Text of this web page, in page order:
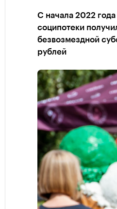
С начала 2022
соципотеки
безвозмездной
рублей